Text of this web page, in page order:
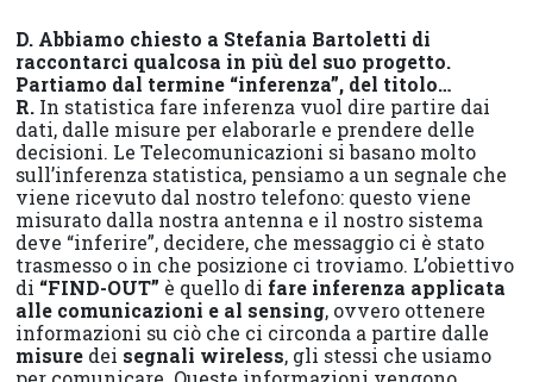
D. Abbiamo chiesto a Stefania Bartoletti di
raccontarci qualcosa in più del suo progetto.
Partiamo dal termine “inferenza”, del titolo…
R. In statistica fare inferenza vuol dire partire dai
dati, dalle misure per elaborarle e prendere delle
decisioni. Le Telecomunicazioni si basano molto
sull’inferenza statistica, pensiamo a un segnale che
viene ricevuto dal nostro telefono: questo viene
misurato dalla nostra antenna e il nostro sistema
deve “inferire”, decidere, che messaggio ci è stato
trasmesso o in che posizione ci troviamo. L’obiettivo
di “FIND-OUT” è quello di fare inferenza applicata
alle comunicazioni e al sensing, ovvero ottenere
informazioni su ciò che ci circonda a partire dalle
misure dei segnali wireless, gli stessi che usiamo